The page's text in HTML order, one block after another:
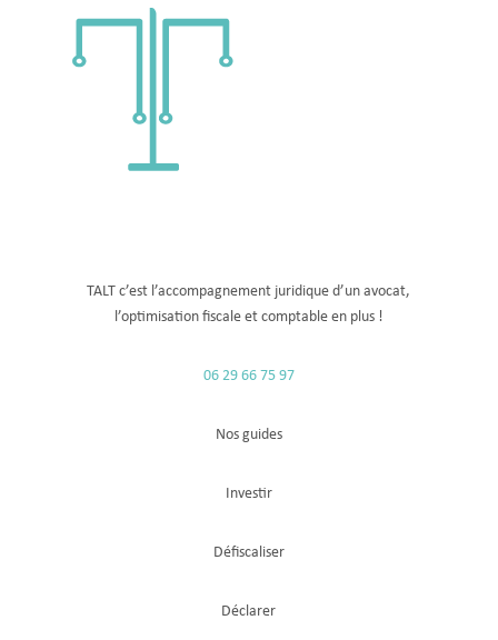
TALT c’est l’accompagnement juridique d’un avocat,
l’optimisation fiscaleet comptable en plus !
06 29 66 75 97
Nos guides
Investir
Défiscaliser
Déclarer